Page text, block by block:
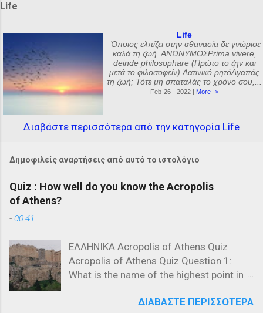
Life
Life
Όποιος ελπίζει στην αθανασία δε γνώρισε
καλά τη ζωή. ΑΝΩΝΥΜΟΣPrima vivere,
deinde philosophare (Πρώτο το ζην και
μετά το φιλοσοφείν) Λατινικό ρητόΑγαπάς
τη ζωή; Τότε μη σπαταλάς το χρόνο σου,...
Feb-26 - 2022 | More ->
Διαβάστε περισσότερα από την κατηγορία Life
Δημοφιλείς αναρτήσεις από αυτό το ιστολόγιο
Quiz : How well do you know the Acropolis
of Athens?
- 00:41
ΕΛΛΗΝΙΚΑ Acropolis of Athens Quiz
Acropolis of Athens Quiz Question 1:
What is the name of the highest point in
Propylaea c) The Acropolis Hill Question
ΔΙΑΒΆΣΤΕ ΠΕΡΙΣΣΌΤΕΡΑ